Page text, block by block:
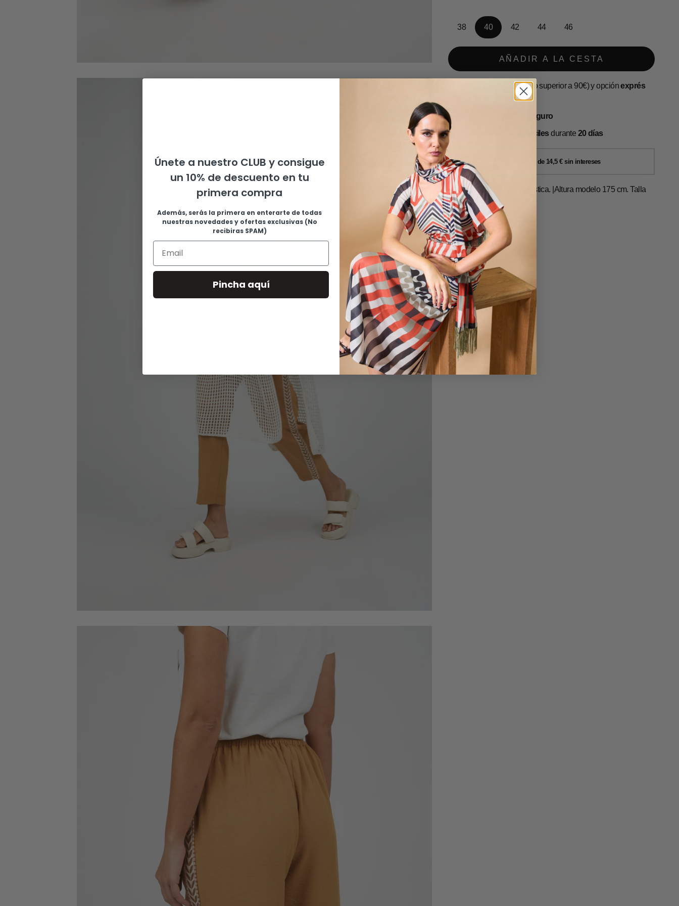
38 40 42 44 46
AÑADIR A LA CESTA
(pedido superior a 90€) y opciónexprés
Fácil y Seguro
muy fáciles durante 20 días
Pantalón con cinturilla elástica. |Altura modelo 175 cm. Talla
40.
Guia de Tallas
Detalles y cuidados
Ref: 34P607-ME
Únete a nuestro CLUB y consigue
un 10% de descuento en tu
primera compra
Además, serás la primera en enterarte de todas
nuestras novedades y ofertas exclusivas (No
recibiras SPAM)
Pincha aquí